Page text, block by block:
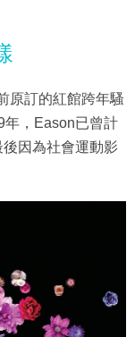
原訂的紅館跨年騷
年，Eason已曾計
因為社會運動影